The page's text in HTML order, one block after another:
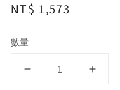
Regular
NT$ 1,573
數量